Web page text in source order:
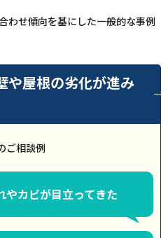
わせ傾向を基にした一般的な事例
や屋根の劣化が進み
ご相談例
やカビが目立ってきた